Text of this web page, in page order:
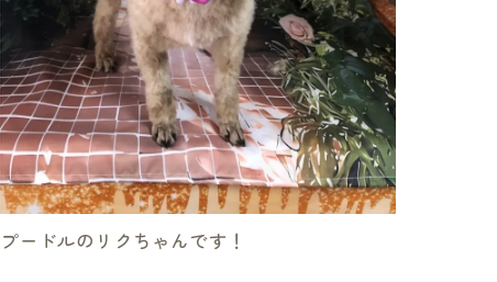
プードルのリクちゃんです！